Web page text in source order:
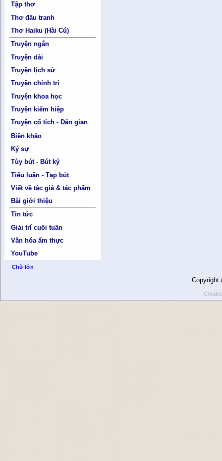
Tập thơ
Thơ đấu tranh
Thơ Haiku (Hài Cú)
Truyện ngắn
Truyện dài
Truyện lịch sử
Truyện chính trị
Truyện khoa học
Truyện kiếm hiệp
Truyện cổ tích - Dân gian
Biên khảo
Ký sự
Tùy bút - Bút ký
Tiểu luận - Tạp bút
Viết về tác giả & tác phẩm
Bài giới thiệu
Tin tức
Giải trí cuối tuần
Văn hóa ẩm thực
YouTube
Chữ lớn
Copyright